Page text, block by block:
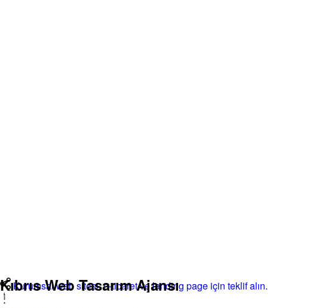
Kıbrıs Web Tasarım Ajansı
Kurumsal web sitesi, e-ticaret ve landing page için teklif alın.